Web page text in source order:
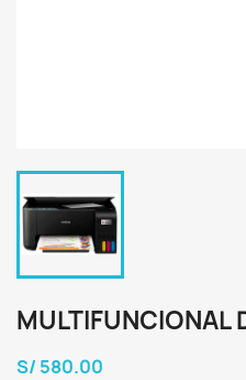
MULTIFUNCIONAL
S/ 580.00